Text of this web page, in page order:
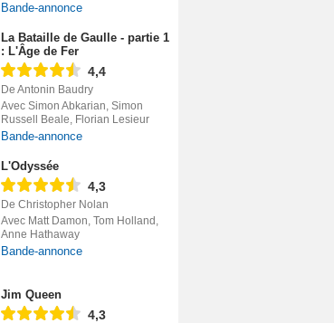
Bande-annonce
La Bataille de Gaulle - partie 1
: L'Âge de Fer
4,4
De Antonin Baudry
Avec Simon Abkarian, Simon
Russell Beale, Florian Lesieur
Bande-annonce
L'Odyssée
4,3
De Christopher Nolan
Avec Matt Damon, Tom Holland,
Anne Hathaway
Bande-annonce
Jim Queen
4,3